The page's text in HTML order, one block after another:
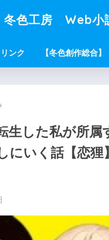
冬色工房 Web小
リンク 【冬色創作総合】
生した私が所
にいく話【恋狸